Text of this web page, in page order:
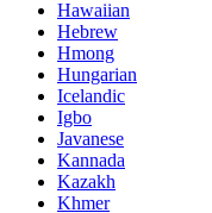
Hawaiian
Hebrew
Hmong
Hungarian
Icelandic
Igbo
Javanese
Kannada
Kazakh
Khmer